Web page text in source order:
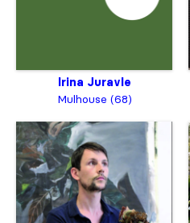
Irina Juravle
Mulhouse (68)